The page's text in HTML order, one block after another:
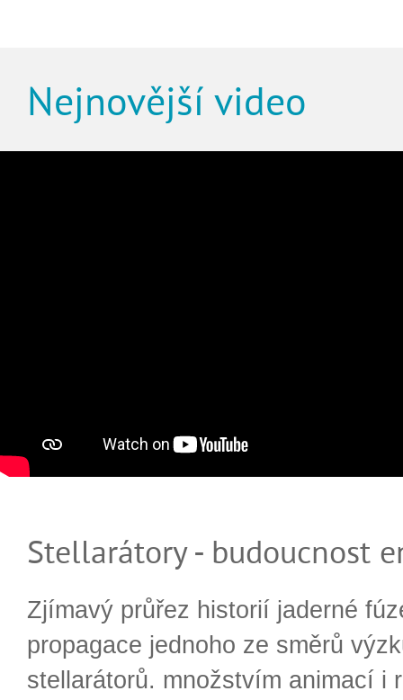
Nejnovější video
Stellarátory - budoucnost
Zjímavý průřez historií jaderné
propagace jednoho ze směrů
stellarátorů. množstvím animací i